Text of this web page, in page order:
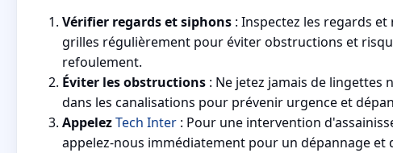
Vérifier regards et siphons : Inspectez les regards et
grilles régulièrement pour éviter obstructions et
refoulement.
Éviter les obstructions : Ne jetez jamais de lingettes
dans les canalisations pour prévenir urgence et
AppelezTech Inter : Pour une intervention
appelez-nous immédiatement pour un dépannage et